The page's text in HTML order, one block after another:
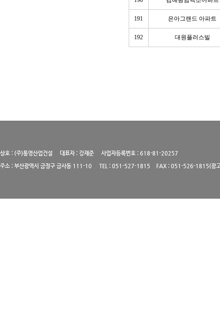
191 은아그랜드 아파트
192 대원플러스빌
상호 : (주)통영산업건설 대표자 : 강재준 사업자등록번호 : 618-81-20257
주소 : 부산광역시 금정구 금사동 111-10 TEL : 051-527-1815 FAX : 051-526-1815(광